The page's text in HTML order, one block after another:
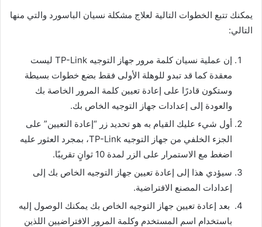
يمكنك تتبع الخطوات التالية لعلاج مشكلة نسيان الباسورد والتي منها
التالي:
إن عملية نسيان كلمة مرور جهاز التوجيه TP-Link ليست
معقدة كما قد تبدو للوهلة الأولى فقط بضع خطوات بسيطة
وستكون قادرًا على إعادة تعيين كلمة المرور الخاصة بك
والعودة إلى إعدادات جهاز التوجيه الخاص بك.
أول شيء عليك القيام به هو تحديد زر “إعادة التعيين” على
الجزء الخلفي من جهاز التوجيه TP-Link، بمجرد العثور عليه
اضغط مع الاستمرار على الزر لمدة 10 ثوانٍ تقريبًا.
سيؤدي هذا إلى إعادة تعيين جهاز التوجيه الخاص بك إلى
إعدادات المصنع الافتراضية.
بعد إعادة تعيين جهاز التوجيه الخاص بك يمكنك الوصول إليه
باستخدام اسم المستخدم وكلمة المرور الافتراضيين اللذين